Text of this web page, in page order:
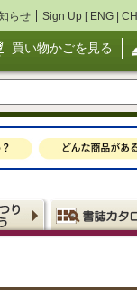
らせ Sign Up [ ENG |
買い物かごを見る